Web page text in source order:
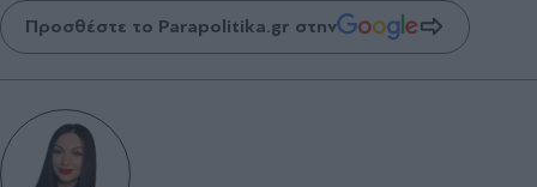
Προσθέστε το Parapolitika.gr στην